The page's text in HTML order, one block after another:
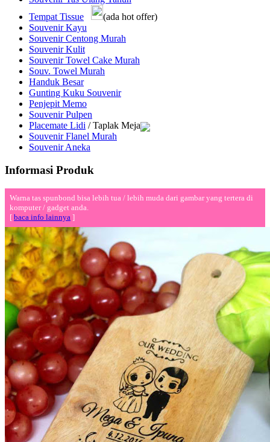
Tempat Tissue
(ada hot offer)
Souvenir Kayu
Souvenir Centong Murah
Souvenir Kulit
Souvenir Towel Cake Murah
Souv. Towel Murah
Handuk Besar
Gunting Kuku Souvenir
Penjepit Memo
Souvenir Pulpen
Placemate Lidi / Taplak Meja
Souvenir Flanel Murah
Souvenir Aneka
Informasi Produk
Warna tas spunbond bisa lebih tua / lebih muda dari gambar yang tertera di
komputer / gadget anda.
[ baca info lainnya ]